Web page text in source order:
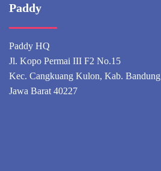
Paddy
Paddy HQ
Jl. Kopo Permai III F2 No.15
Kec. Cangkuang Kulon, Kab. Bandung
Jawa Barat 40227